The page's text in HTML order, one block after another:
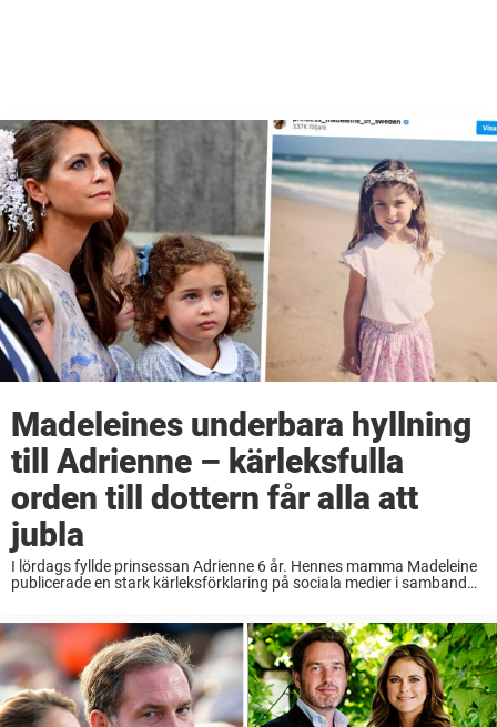
Madeleines underbara hyllning
till Adrienne – kärleksfulla
orden till dottern får alla att
jubla
I lördags fyllde prinsessan Adrienne 6 år. Hennes mamma Madeleine
publicerade en stark kärleksförklaring på sociala medier i samband